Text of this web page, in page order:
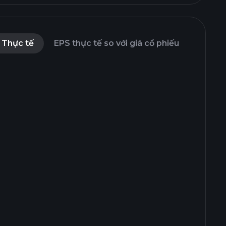
Thực tế EPS thực tế so với giá cổ phiếu